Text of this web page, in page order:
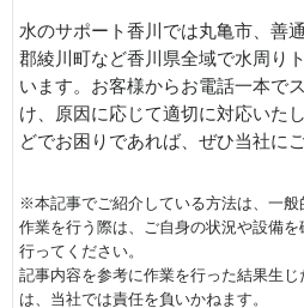
水のサポート香川では丸亀市、善
郡綾川町など香川県全域で水周り
います。お客様からお電話一本で
け、原因に応じて適切に対応いた
どでお困りであれば、ぜひ当社に
※本記事でご紹介している方法は、一般
作業を行う際は、ご自身の状況や設備
行ってください。
記事内容を参考に作業を行った結果生
は、当社では責任を負いかねます。